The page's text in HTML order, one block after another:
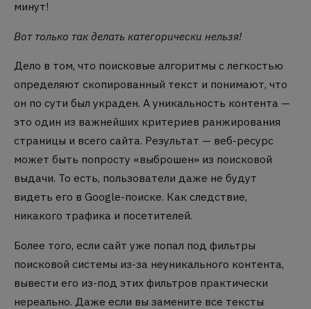
минут!
Вот только так делать категорически нельзя!
Дело в том, что поисковые алгоритмы с легкостью
определяют скопированный текст и понимают, что
он по сути был украден. А уникальность контента —
это один из важнейших критериев ранжирования
страницы и всего сайта. Результат — веб-ресурс
может быть попросту «выброшен» из поисковой
выдачи. То есть, пользователи даже не будут
видеть его в Google-поиске. Как следствие,
никакого трафика и посетителей.
Более того, если сайт уже попал под фильтры
поисковой системы из-за неуникального контента,
вывести его из-под этих фильтров практически
нереально. Даже если вы замените все тексты